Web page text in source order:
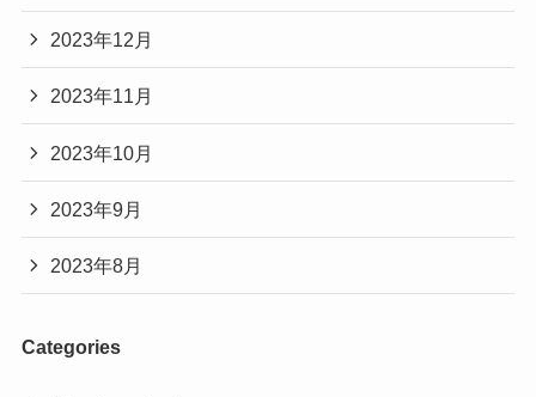
2023年12月
2023年11月
2023年10月
2023年9月
2023年8月
Categories